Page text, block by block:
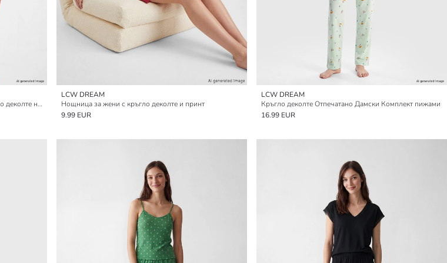
Дамски къс пижамен комплект с V-образно деколте на точки
LCW DREAM
Нощница за жени с кръгло деколте и принт
9.99 EUR
LCW DREAM
Кръгло деколте Отпечатано Дамски Комплект пижами
16.99 EUR